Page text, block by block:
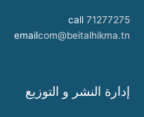
call 71277275
emailcom@beitalhikma.tn
إدارة النشر و التوزيع